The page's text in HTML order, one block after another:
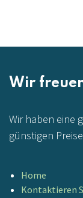
Wir
Wir haben eine
günstigen
Home
Kontaktieren